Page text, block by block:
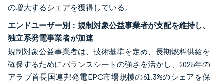
の増大するシェアを獲得している。
エンドユーザー別：規制対象公益事業者が支配を維持し、
独立系発電事業者が加速
規制対象公益事業者は、技術基準を定め、長期燃料供給を
確保するためにバランスシートの強さを活かし、2025年の
アラブ首長国連邦発電EPC市場規模の61.3%のシェアを保